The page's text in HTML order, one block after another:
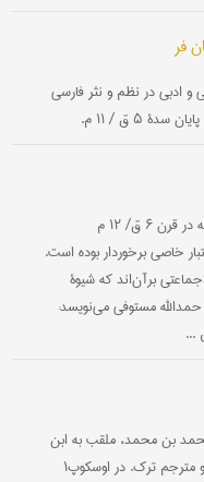
فر
و ادبی در نظم و نثر فارسی
خاقانیِ شِرْوانی، از شاعران بزرگ زبان فارسی که در قرن ۶ ق/ ۱۲ م
خاصی برخوردار بوده است.
برآن‌اند که شیوۀ
ختم شده است» (۲/ ۲۲۱) و حمدالله مستوفی می‌نویسد:
...
بن محمد، ملقب به ابن
چِقْرَقْچی (د ۱۰۳۳ق / ۱۶۲۴م)، فقیه، صوفی و مترجم ترک. در اوسکوپ۱